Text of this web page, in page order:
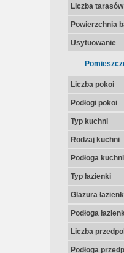
Liczba tarasów
Powierzchnia
Usytuowanie
Liczba pokoi
Podłogi pokoi
Typ kuchni
Rodzaj kuchni
Podłoga kuchni
Typ łazienki
Glazura
Podłoga
Liczba
Podłoga